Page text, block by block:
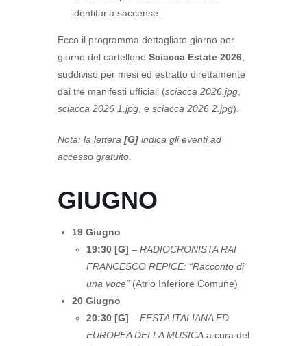
identitaria saccense.
Ecco il programma dettagliato giorno per
giorno del cartellone Sciacca Estate 2026
suddiviso per mesi ed estratto direttamente
dai tre manifesti ufficiali (sciacca 2026.jpg
sciacca 2026 1.jpg , e sciacca 2026 2.jpg).
Nota: la lettera [G] indica gli eventi ad
accesso gratuito.
GIUGNO
19 Giugno
19:30 [G] – RADIOCRONISTA RAI
FRANCESCO REPICE: “Racconto di
una voce” (Atrio Inferiore Comune)
20 Giugno
20:30 [G] – FESTA ITALIANA ED
EUROPEA DELLA MUSICA a cura del